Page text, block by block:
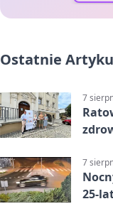
Ostatnie
7
7
25-